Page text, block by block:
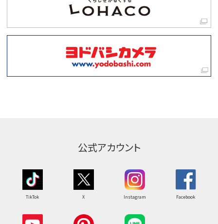
公式アカウント
TikTok X Instagram Facebook